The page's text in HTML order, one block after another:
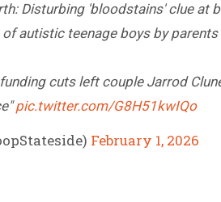
Disturbing 'bloodstains' clue at
autistic teenage boys by parents
cuts left couple Jarrod
pic.twitter.com/G8H51kwIQo
February 1, 2026